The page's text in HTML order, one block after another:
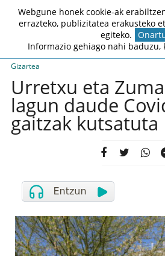
Gizartea
Urretxu eta
lagun daude
gaitzak kutsatuta
Webgune honek cookie-ak
errazteko, publizitatea erakusteko
egiteko.
Informazio gehiago nahi baduzu,